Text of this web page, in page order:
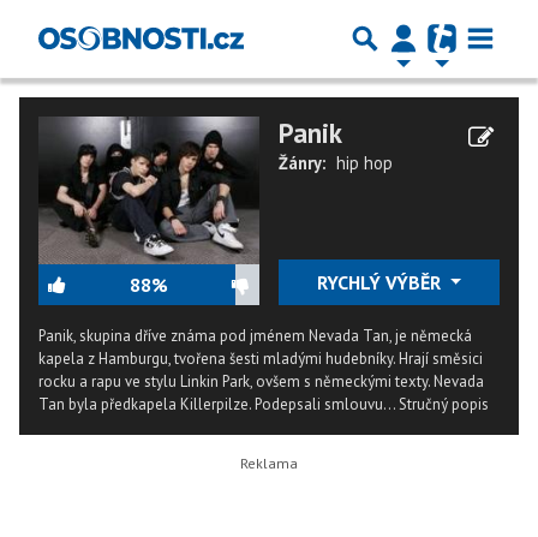
88%
Panik
Žánry: hip hop
RYCHLÝ VÝBĚR
Panik, skupina dříve známa pod jménem Nevada Tan, je německá
kapela z Hamburgu, tvořena šesti mladými hudebníky. Hrají směsici
rocku a rapu ve stylu Linkin Park, ovšem s německými texty. Nevada
Tan byla předkapela Killerpilze. Podepsali smlouvu...Stručný popis